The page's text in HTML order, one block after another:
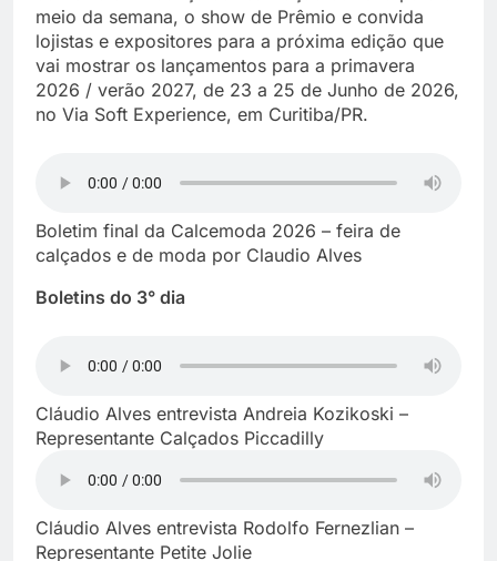
meio da semana, o show de Prêmio e convida
lojistas e expositores para a próxima edição que
vai mostrar os lançamentos para a primavera
2026 / verão 2027, de 23 a 25 de Junho de 2026,
no Via Soft Experience, em Curitiba/PR.
Boletim final da Calcemoda 2026 – feira de
calçados e de moda por Claudio Alves
Boletins do 3° dia
Cláudio Alves entrevista Andreia Kozikoski –
Representante Calçados Piccadilly
Cláudio Alves entrevista Rodolfo Fernezlian –
Representante Petite Jolie